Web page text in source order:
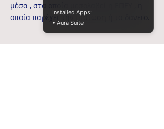
μέσα , στα οποία μεσολαβεί η ΕΠΕΥ , η
οποία παρέχει την πίστωση ή το δάνειο.
Installed Apps:
• Aura Suite